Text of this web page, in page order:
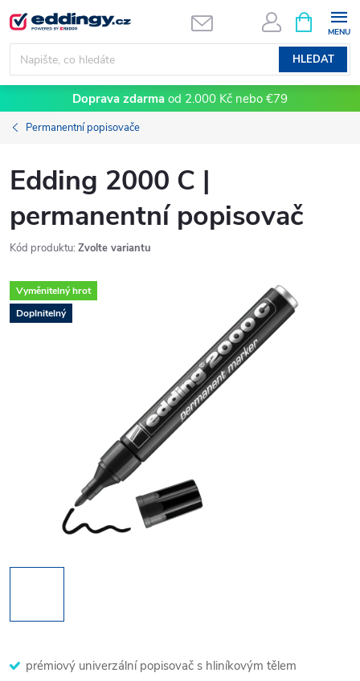
Přejít
na
obsah
HLEDAT
NÁKUPNÍ
KOŠÍK
Doprava zdarma od 2.000 Kč nebo €79
Permanentní popisovače
Edding 2000 C |
permanentní popisovač
Kód produktu: Zvolte variantu
Vyměnitelný hrot
Doplnitelný
prémiový univerzální popisovač s hliníkovým tělem